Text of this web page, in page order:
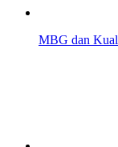
MBG dan